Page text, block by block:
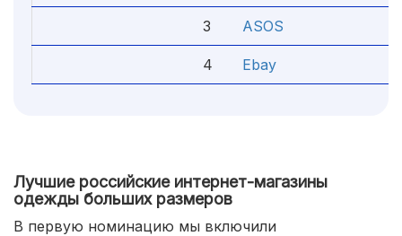
3 ASOS
4 Ebay
Лучшие российские интернет-магазины
одежды больших размеров
В первую номинацию мы включили